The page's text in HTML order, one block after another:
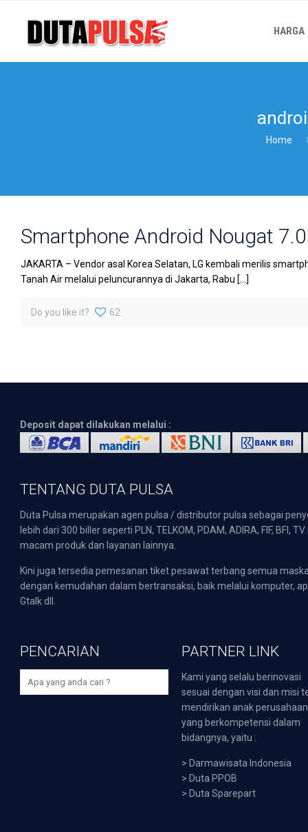
HARGA
Home
Smartphone Android Nougat
JAKARTA – Vendor asal Korea Selatan, LG kembali merilis
Tanah Air melalui peluncurannya di Jakarta, Rabu […]
Do you like it? 62
Deposit dapat dilakukan melalui :
TENTANG DUTA PULSA
Duta Pulsa merupakan agen pulsa / distributor pulsa sebagai
lebih dari 300 biller seperti PLN, TELKOM, PDAM, ADIRA, FIF,
macam produk dan layanan lainnya.
Kini juga tersedia pemesanan tiket pesawat terbang semua
dengan kemudahan dalam bertransaksi, baik melalui komputer,
Gtalk dll.
PENCARIAN PARTNER LINK
Kami yang selalu berinovasi
sesuai dengan visi dan misi
mendirikan anak perusahaan
yang berkompetensi dalam
bidangnya, yaitu :
> Darmawisata Indonesia
> Duta PPOB
> Duta Sparepart